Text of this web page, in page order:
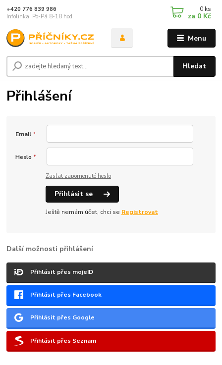
Menu
Hledat
+420 776 839 986
Infolinka: Po-Pá 8-18 hod.
0 ks
za 0 Kč
Přihlášení
Email *
Heslo *
Zaslat zapomenuté heslo
Přihlásit se
Ještě nemám účet, chci se Registrovat
Další možnosti přihlášení
Přihlásit přes mojeID
Přihlásit přes Facebook
Přihlásit přes Google
Přihlásit přes Seznam